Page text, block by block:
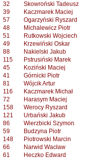
32
Skowroński Tadeusz
39
Kaczmarek Maciej
57
Ogarzyński Ryszard
48
Michalewicz Piotr
51
Rutkowski Wojciech
49
Krzewiński Oskar
88
Nakielski Jakub
115
Pstrusiński Marek
45
Koziński Maciej
41
Górnicki Piotr
81
Wójcik Artur
116
Kaczmarek Michał
72
Harasym Maciej
158
Werocy Ryszard
121
Urbański Jakub
86
Wierzbicki Szymon
59
Budzyna Piotr
148
Piotrowski Marcin
66
Narwid Wacław
61
Heczko Edward